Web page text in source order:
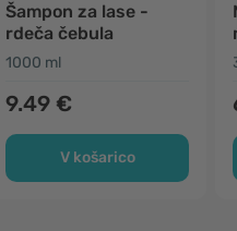
Šampon za lase -
rdeča čebula
1000 ml
9.49 €
V košarico